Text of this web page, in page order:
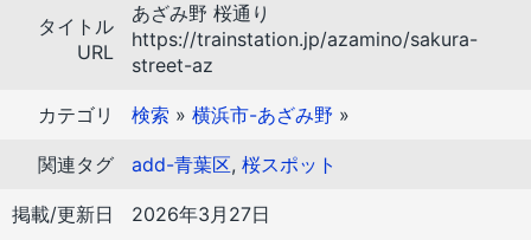
タイトル
URL
あざみ野 桜通り
https://trainstation.jp/azamino/sakura-
street-az
カテゴリ 検索 » 横浜市-あざみ野 »
関連タグ add-青葉区, 桜スポット
掲載/更新日 2026年3月27日